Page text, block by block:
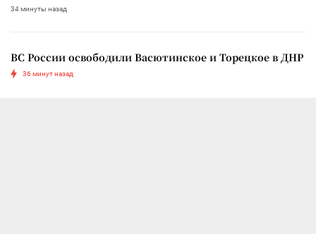
34 минуты назад
ВС России освободили Васютинское и Торецкое в ДНР
36 минут назад